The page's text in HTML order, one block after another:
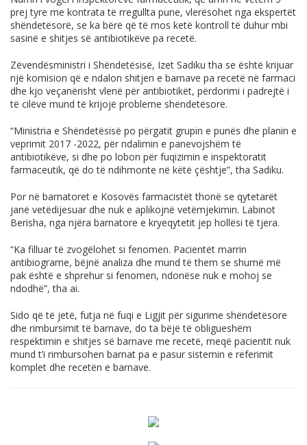
prej tyre me kontrata të rregullta pune, vlerësohet nga ekspertët
shëndetësorë, se ka bërë që të mos ketë kontroll të duhur mbi
sasinë e shitjes së antibiotikëve pa recetë.
Zëvendësministri i Shëndetësisë, Izet Sadiku tha se është krijuar
një komision që e ndalon shitjen e barnave pa recetë në farmaci
dhe kjo veçanërisht vlenë për antibiotikët, përdorimi i padrejtë i
të cilëve mund të krijojë probleme shëndetësore.
“Ministria e Shëndetësisë po përgatit grupin e punës dhe planin e
veprimit 2017 -2022, për ndalimin e panevojshëm të
antibiotikëve, si dhe po lobon për fuqizimin e inspektoratit
farmaceutik, që do të ndihmonte në këtë çështje”, tha Sadiku.
Por në barnatoret e Kosovës farmacistët thonë se qytetarët
janë vetëdijesuar dhe nuk e aplikojnë vetëmjekimin. Labinot
Berisha, nga njëra barnatore e kryeqytetit jep hollësi të tjera.
“Ka filluar të zvogëlohet si fenomen. Pacientët marrin
antibiograme, bëjnë analiza dhe mund të them se shumë më
pak është e shprehur si fenomen, ndonëse nuk e mohoj se
ndodhë”, tha ai.
Sido që të jetë, futja në fuqi e Ligjit për sigurime shëndetësore
dhe rimbursimit të barnave, do ta bëjë të obligueshëm
respektimin e shitjes së barnave me recetë, meqë pacientit nuk
mund t’i rimbursohen barnat pa e pasur sistemin e referimit
komplet dhe recetën e barnave.